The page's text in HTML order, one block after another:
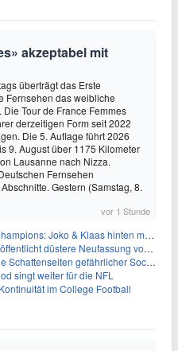
akzeptabel mit
überträgt das Erste
Fernsehen das weibliche
Die Tour de France Femmes
derzeitigen Form seit 2022
Die 5. Auflage führt 2026
9. August über 1175 Kilometer
Lausanne nach Nizza.
Fernsehen
Gestern (Samstag, 8.
vor 1 Stunde
Joko & Klaas hinten mit Best-Of
Neufassung von «Akte X: Jenseits der Wahrheit»
gefährlicher Social-Media-Challenges
singt weiter für die NFL
im College Football